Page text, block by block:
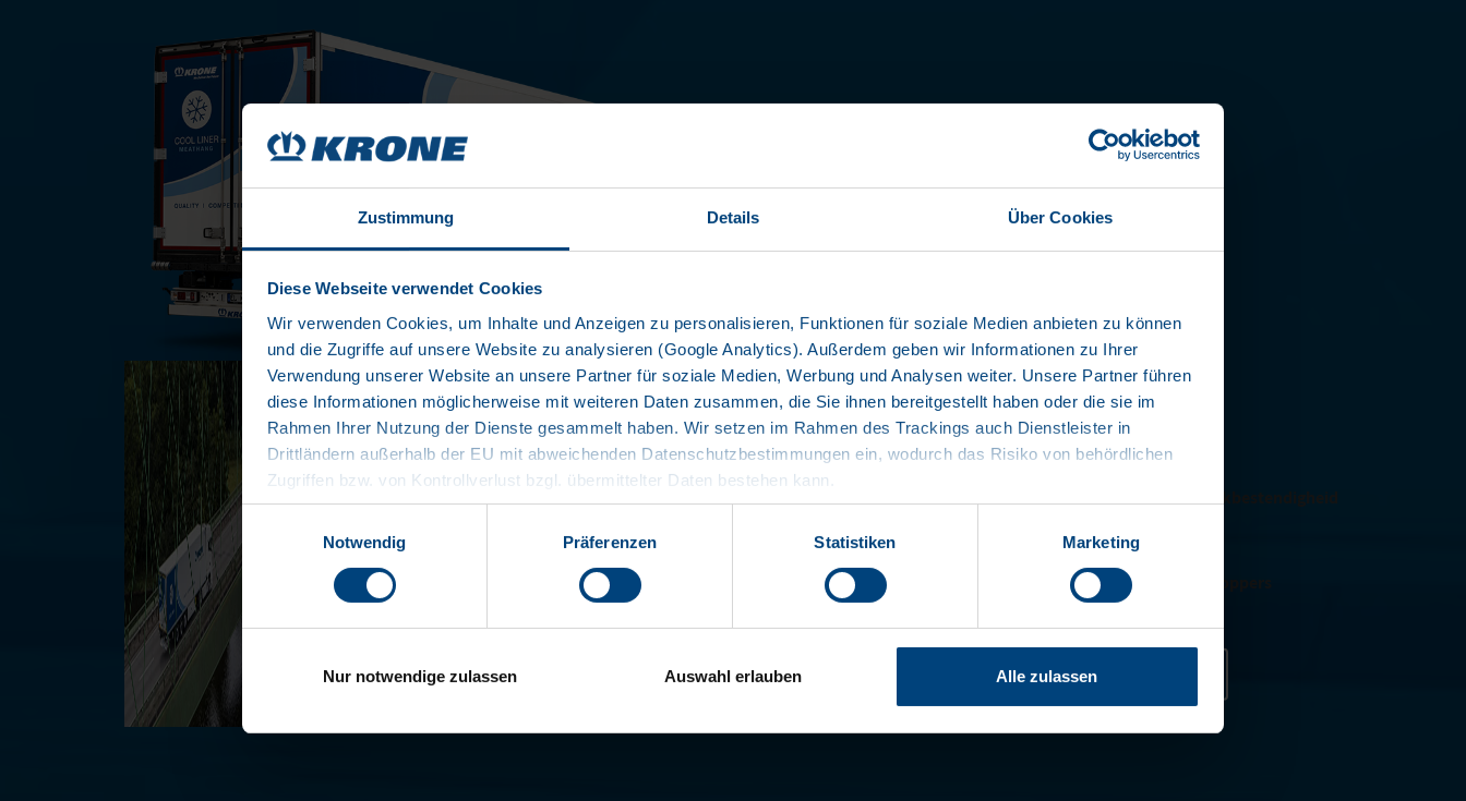
Zustimmung Details Über Cookies
Diese Webseite verwendet Cookies
Wir verwenden Cookies, um Inhalte und Anzeigen zu personalisieren, Funktionen für soziale Medien anbieten zu können
und die Zugriffe auf unsere Website zu analysieren (Google Analytics). Außerdem geben wir Informationen zu Ihrer
Verwendung unserer Website an unsere Partner für soziale Medien, Werbung und Analysen weiter. Unsere Partner führen
diese Informationen möglicherweise mit weiteren Daten zusammen, die Sie ihnen bereitgestellt haben oder die sie im
Rahmen Ihrer Nutzung der Dienste gesammelt haben. Wir setzen im Rahmen des Trackings auch Dienstleister in
Drittländern außerhalb der EU mit abweichenden Datenschutzbestimmungen ein, wodurch das Risiko von behördlichen
Zugriffen bzw. von Kontrollverlust bzgl. übermittelter Daten bestehen kann.
Datenschutzerklärung
Impressum
Notwendig
Präferenzen Statistiken Marketing
Nur notwendige zulassen Auswahl erlauben Alle zulassen
+3
COOL LINER
MEATHANG
Uitstekende isolatie
Chassis over de hele lengte
Praktisch achterportaal
Vloeistofdichte vloerplaat
5 vleeshangrails voor vleeshaken met haakstoppers
contact opnemen